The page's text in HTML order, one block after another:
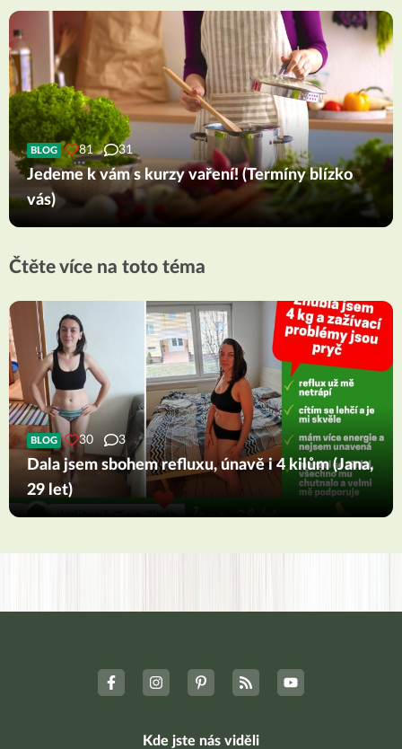
BLOG 81 31
Jedeme k vám s kurzy vaření! (Termíny blízko
vás)
Čtěte více na toto téma
BLOG 30 3
Dala jsem sbohem refluxu, únavě i 4 kilům (Jana,
29 let)
Kde jste nás viděli